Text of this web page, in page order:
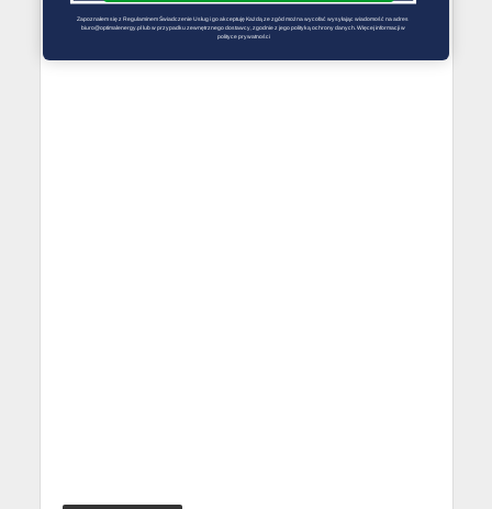
Zapoznałem się z Regulaminem Świadczenie Usług i go akceptuję Każdą ze zgód można wycofać wysyłając wiadomość na adres
biuro@optimalenergy.pl lub w przypadku zewnętrznego dostawcy, zgodnie z jego polityką ochrony danych. Więcej informacji w
polityce prywatności